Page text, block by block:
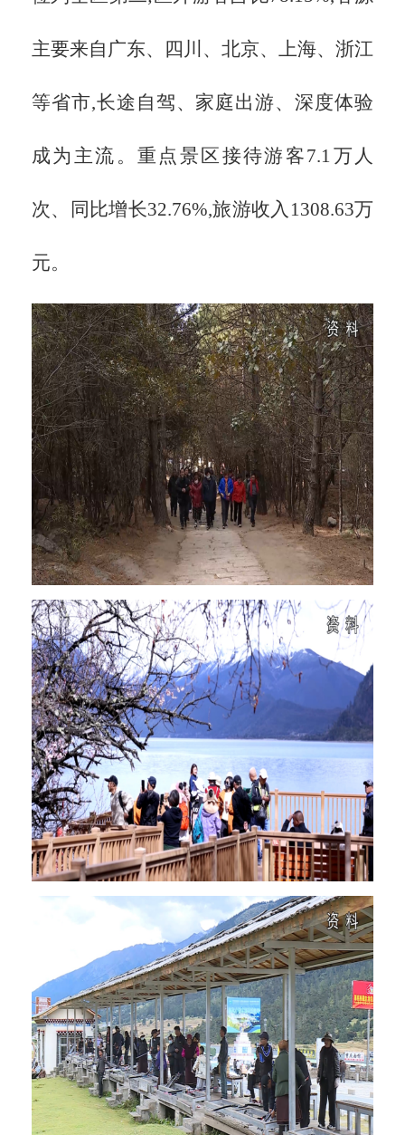
主要来自广东、四川、北京、上海、浙江
等省市,长途自驾、家庭出游、深度体验
成为主流。重点景区接待游客7.1万人
次、同比增长32.76%,旅游收入1308.63万
元。